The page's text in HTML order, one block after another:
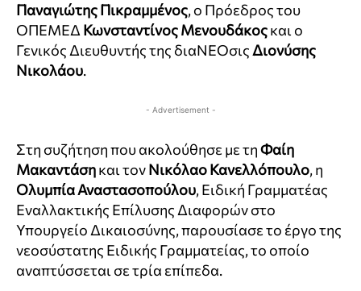
Παναγιώτης Πικραμμένος, ο Πρόεδρος του
ΟΠΕΜΕΔ Κωνσταντίνος Μενουδάκοςκαι ο
Γενικός Διευθυντής της διαΝΕΟσις Διονύσης
Νικολάου.
- Advertisement -
Στη συζήτηση που ακολούθησε με τηΦαίη
Μακαντάσηκαι τονΝικόλαο Κανελλόπουλο, η
Ολυμπία Αναστασοπούλου, Ειδική Γραμματέας
Εναλλακτικής Επίλυσης Διαφορών στο
Υπουργείο Δικαιοσύνης, παρουσίασε το έργο της
νεοσύστατης Ειδικής Γραμματείας, το οποίο
αναπτύσσεται σε τρία επίπεδα.